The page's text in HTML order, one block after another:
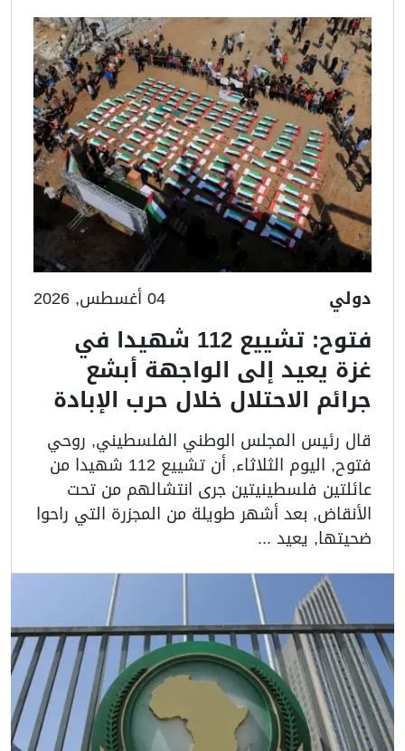
دولي 04 أغسطس, 2026
فتوح: تشييع 112 شهيدا في
غزة يعيد إلى الواجهة أبشع
جرائم الاحتلال خلال حرب الإبادة
قال رئيس المجلس الوطني الفلسطيني, روحي
فتوح, اليوم الثلاثاء, أن تشييع 112 شهيدا من
عائلتين فلسطينيتين جرى انتشالهم من تحت
الأنقاض, بعد أشهر طويلة من المجزرة التي راحوا
ضحيتها, يعيد ...